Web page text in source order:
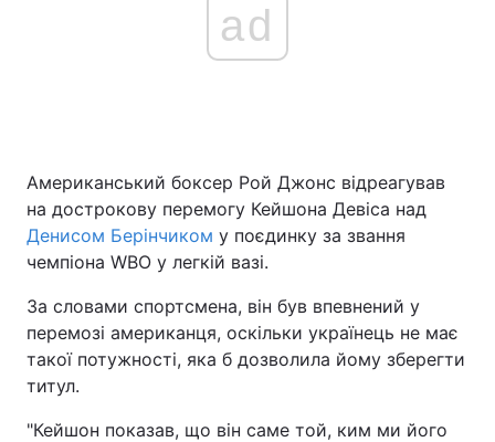
ad
Американський боксер Рой Джонс відреагував
на дострокову перемогу Кейшона Девіса над
Денисом Берінчиком у поєдинку за звання
чемпіона WBO у легкій вазі.
За словами спортсмена, він був впевнений у
перемозі американця, оскільки українець не має
такої потужності, яка б дозволила йому зберегти
титул.
"Кейшон показав, що він саме той, ким ми його